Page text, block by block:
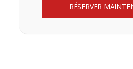
RÉSERVER